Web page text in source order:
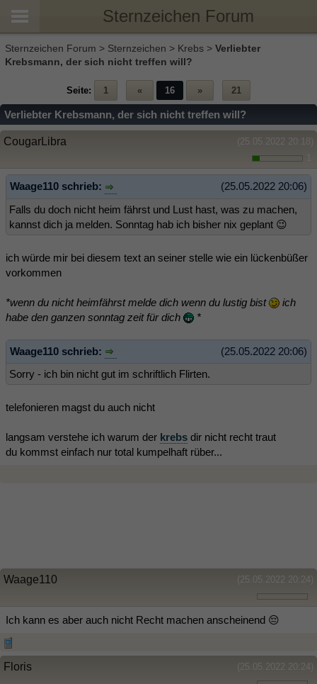
Sternzeichen Forum
Sternzeichen Forum > Sternzeichen > Krebs > Verliebter
Krebsmann, der sich nicht treffen will?
Seite: 1 « 16 » 21
Verliebter Krebsmann, der sich nicht treffen will?
(25.05.2022 20:18)
CougarLibra
(25.05.2022 20:06)
Waage110 schrieb:
Falls du doch nicht heim fährst und Lust hast, was zu machen,
kannst dich ja melden. Sonntag hab ich bisher nix geplant 😉
ich würde mir bei diesem text an seiner stelle wie ein lückenbüßer
vorkommen
*wenn du nicht heimfährst melde dich wenn du lustig bist
ich
habe den ganzen sonntag zeit für dich
*
(25.05.2022 20:06)
Waage110 schrieb:
Sorry - ich bin nicht gut im schriftlich Flirten.
telefonieren magst du auch nicht
langsam verstehe ich warum der krebs dir nicht recht traut
du kommst einfach nur total kumpelhaft rüber...
(25.05.2022 20:24)
Waage110
Ich kann es aber auch nicht Recht machen anscheinend 😔
(25.05.2022 20:24)
Floris